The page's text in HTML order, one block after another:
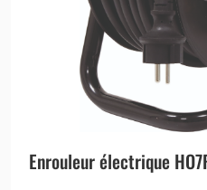
Enrouleur électrique